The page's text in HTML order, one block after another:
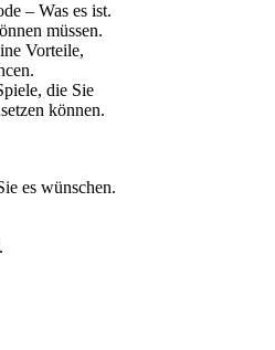
– Was es ist.
müssen.
Vorteile,
die Sie
können.
es wünschen.